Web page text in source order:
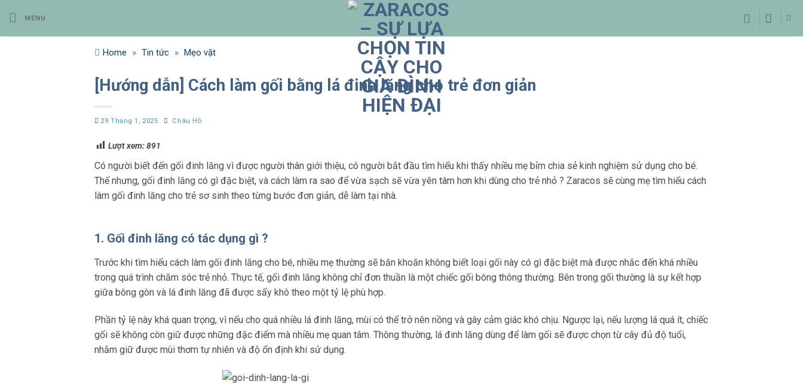
qua
nội
MENU
Home » Tin tức » Mẹo vặt
[Hướng dẫn] Cách làm gối bằng lá đinh lăng cho trẻ đơn giản
29 Tháng 1, 2025 Châu Hồ
Lượt xem:891
Có người biết đến gối đinh lăng vì được người thân giới thiệu, có người bắt đầu tìm hiểu khi thấy nhiều mẹ bỉm chia sẻ kinh nghiệm sử dụng cho bé.
Thế nhưng, gối đinh lăng có gì đặc biệt, và cách làm ra sao để vừa sạch sẽ vừa yên tâm hơn khi dùng cho trẻ nhỏ ? Zaracos sẽ cùng mẹ tìm hiểu cách
làm gối đinh lăng cho trẻ sơ sinh theo từng bước đơn giản, dễ làm tại nhà.
1. Gối đinh lăng có tác dụng gì ?
Trước khi tìm hiểu cách làm gối đinh lăng cho bé, nhiều mẹ thường sẽ băn khoăn không biết loại gối này có gì đặc biệt mà được nhắc đến khá nhiều
trong quá trình chăm sóc trẻ nhỏ. Thực tế, gối đinh lăng không chỉ đơn thuần là một chiếc gối bông thông thường. Bên trong gối thường là sự kết hợp
giữa bông gòn và lá đinh lăng đã được sấy khô theo một tỷ lệ phù hợp.
Phần tỷ lệ này khá quan trọng, vì nếu cho quá nhiều lá đinh lăng, mùi có thể trở nên nồng và gây cảm giác khó chịu. Ngược lại, nếu lượng lá quá ít, chiếc
gối sẽ không còn giữ được những đặc điểm mà nhiều mẹ quan tâm. Thông thường, lá đinh lăng dùng để làm gối sẽ được chọn từ cây đủ độ tuổi,
nhằm giữ được mùi thơm tự nhiên và độ ổn định khi sử dụng.